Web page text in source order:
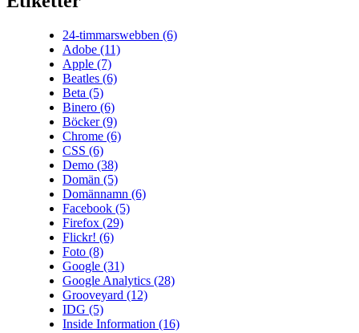
24-timmarswebben (6)
Adobe (11)
Apple (7)
Beatles (6)
Beta (5)
Binero (6)
Böcker(9)
Chrome (6)
CSS (6)
Demo (38)
Domän (5)
Domännamn (6)
Facebook (5)
Firefox (29)
Flickr! (6)
Foto (8)
Google (31)
Google Analytics (28)
Grooveyard (12)
IDG (5)
Inside Information (16)